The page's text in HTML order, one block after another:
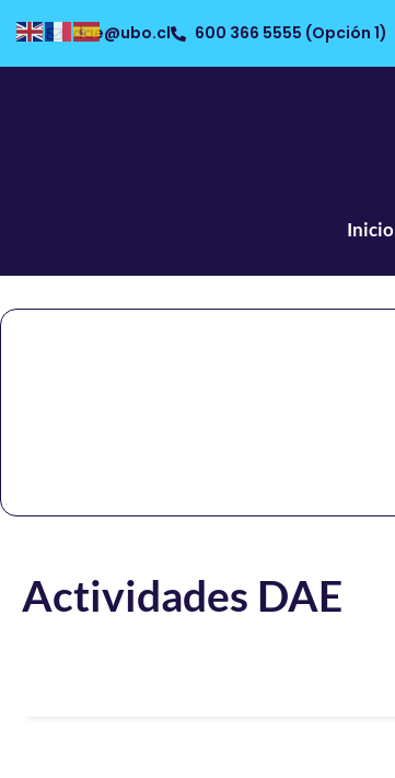
dae@ubo.cl 600 366 5555 (Opción 1)
Inicio
Actividades DAE